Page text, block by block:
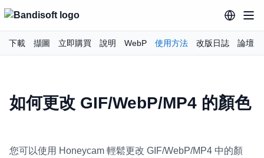
下載 擷圖 立即購買 說明 WebP 使用方法 改版日誌 論壇
如何更改 GIF/WebP/MP4 的顏色
您可以使用 Honeycam 輕鬆更改 GIF/WebP/MP4 中的顏